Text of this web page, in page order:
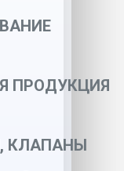
ПРОДУКЦИЯ
КЛАПАНЫ